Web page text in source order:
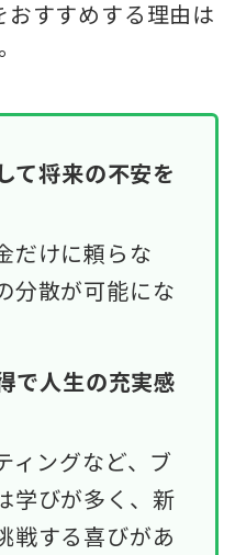
おすすめする理由は
て将来の不安を
だけに頼らな
分散が可能にな
で人生の充実感
ィングなど、ブ
学びが多く、新
戦する喜びがあ